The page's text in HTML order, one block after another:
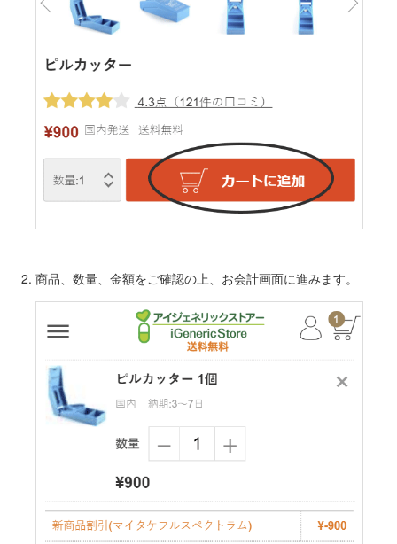
商品、数量、金額をご確認の上、お会計画面に進みます。